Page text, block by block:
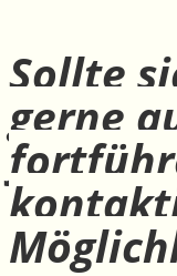
Sollte
gerne